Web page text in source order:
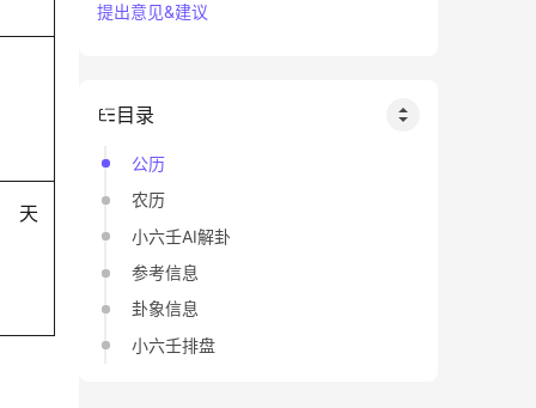
天
提出意见&建议
目录
公历
农历
小六壬AI解卦
参考信息
卦象信息
小六壬排盘